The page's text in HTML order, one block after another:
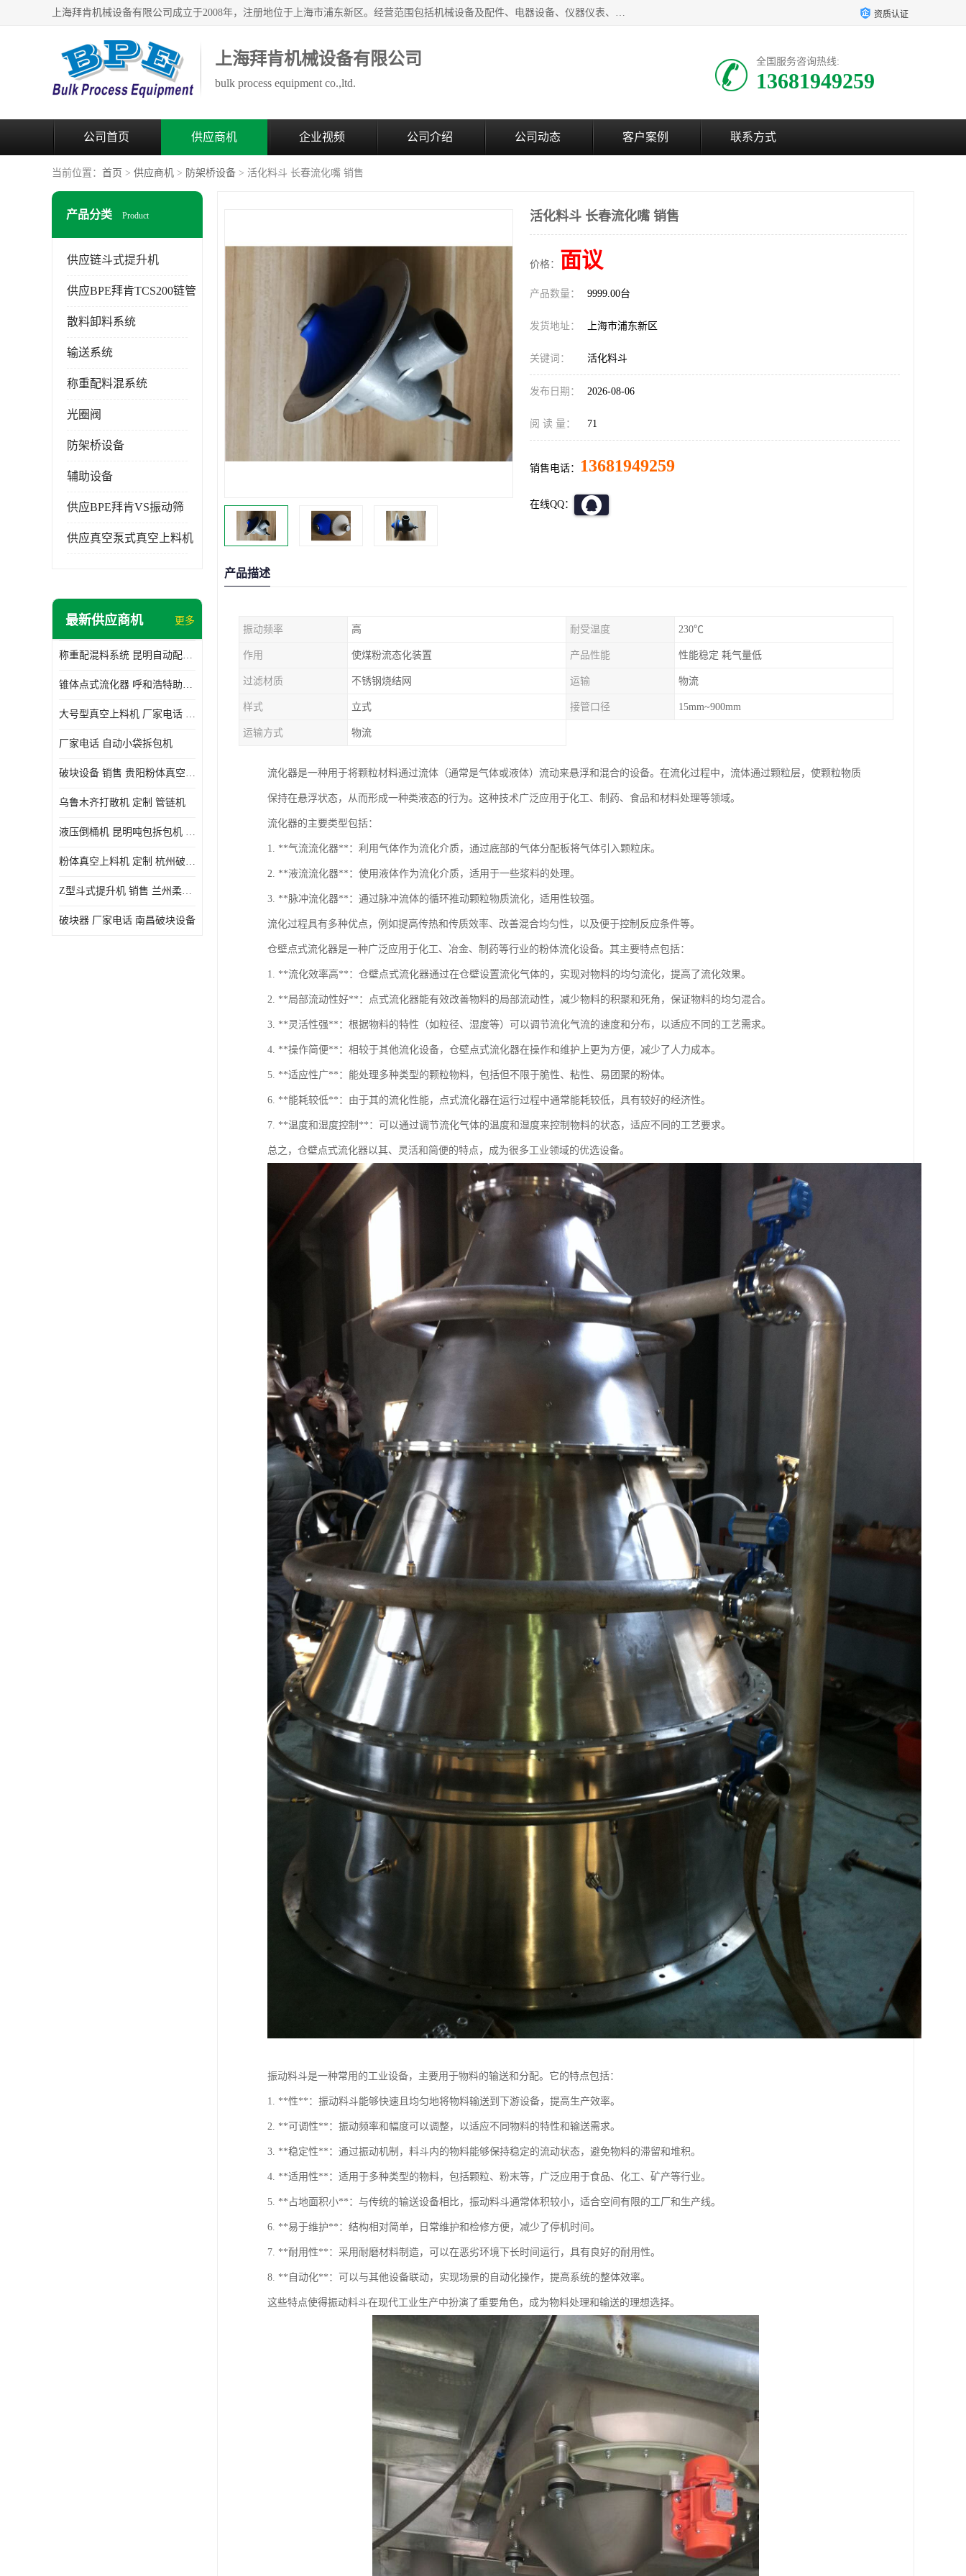
上海拜肯机械设备有限公司成立于2008年，注册地位于上海市浦东新区。经营范围包括机械设备及配件、电器设备、仪器仪表、化工原料及产品、软件及辅助设备，机械设备及配件的制造、加工等；主要产品有：气力输送，小袋倒袋站，吨袋倒袋站，倒桶机，集装箱卸料系统，Z型斗式输送机，螺旋输送机，管链输送机，真空上料机，流化器，配混料系统，软管等。 资质认证
上海拜肯机械设备有限公司
bulk process equipment co.,ltd.
全国服务咨询热线:
13681949259
公司首页 供应商机 企业视频 公司介绍 公司动态 客户案例 联系方式
当前位置： 首页 > 供应商机 > 防架桥设备 > 活化料斗 长春流化嘴 销售
产品分类 Product
供应链斗式提升机
供应BPE拜肯TCS200链管
散料卸料系统
输送系统
称重配料混系统
光圈阀
防架桥设备
辅助设备
供应BPE拜肯VS振动筛
供应真空泵式真空上料机
最新供应商机 更多
称重配混料系统 昆明自动配料系统 厂家电话
锥体点式流化器 呼和浩特助流料斗 厂家
大号型真空上料机 厂家电话 武汉粉体料管链机
厂家电话 自动小袋拆包机
破块设备 销售 贵阳粉体真空上料机
乌鲁木齐打散机 定制 管链机
液压倒桶机 昆明吨包拆包机 定制
粉体真空上料机 定制 杭州破块器
Z型斗式提升机 销售 兰州柔性螺旋输送机
破块器 厂家电话 南昌破块设备
活化料斗 长春流化嘴 销售
价格： 面议
产品数量： 9999.00台
发货地址： 上海市浦东新区
关键词： 活化料斗
发布日期： 2026-08-06
阅 读 量： 71
销售电话： 13681949259
在线QQ：
产品描述
振动频率 高 耐受温度 230℃
作用 使煤粉流态化装置 产品性能 性能稳定 耗气量低
过滤材质 不锈钢烧结网 运输 物流
样式 立式 接管口径 15mm~900mm
运输方式 物流
流化器是一种用于将颗粒材料通过流体（通常是气体或液体）流动来悬浮和混合的设备。在流化过程中，流体通过颗粒层，使颗粒物质
保持在悬浮状态，从而形成一种类液态的行为。这种技术广泛应用于化工、制药、食品和材料处理等领域。
流化器的主要类型包括：
1. **气流流化器**：利用气体作为流化介质，通过底部的气体分配板将气体引入颗粒床。
2. **液流流化器**：使用液体作为流化介质，适用于一些浆料的处理。
3. **脉冲流化器**：通过脉冲流体的循环推动颗粒物质流化，适用性较强。
流化过程具有多种优点，例如提高传热和传质效率、改善混合均匀性，以及便于控制反应条件等。
仓壁点式流化器是一种广泛应用于化工、冶金、制药等行业的粉体流化设备。其主要特点包括：
1. **流化效率高**：仓壁点式流化器通过在仓壁设置流化气体的，实现对物料的均匀流化，提高了流化效果。
2. **局部流动性好**：点式流化器能有效改善物料的局部流动性，减少物料的积聚和死角，保证物料的均匀混合。
3. **灵活性强**：根据物料的特性（如粒径、湿度等）可以调节流化气流的速度和分布，以适应不同的工艺需求。
4. **操作简便**：相较于其他流化设备，仓壁点式流化器在操作和维护上更为方便，减少了人力成本。
5. **适应性广**：能处理多种类型的颗粒物料，包括但不限于脆性、粘性、易团聚的粉体。
6. **能耗较低**：由于其的流化性能，点式流化器在运行过程中通常能耗较低，具有较好的经济性。
7. **温度和湿度控制**：可以通过调节流化气体的温度和湿度来控制物料的状态，适应不同的工艺要求。
总之，仓壁点式流化器以其、灵活和简便的特点，成为很多工业领域的优选设备。
振动料斗是一种常用的工业设备，主要用于物料的输送和分配。它的特点包括：
1. **性**：振动料斗能够快速且均匀地将物料输送到下游设备，提高生产效率。
2. **可调性**：振动频率和幅度可以调整，以适应不同物料的特性和输送需求。
3. **稳定性**：通过振动机制，料斗内的物料能够保持稳定的流动状态，避免物料的滞留和堆积。
4. **适用性**：适用于多种类型的物料，包括颗粒、粉末等，广泛应用于食品、化工、矿产等行业。
5. **占地面积小**：与传统的输送设备相比，振动料斗通常体积较小，适合空间有限的工厂和生产线。
6. **易于维护**：结构相对简单，日常维护和检修方便，减少了停机时间。
7. **耐用性**：采用耐磨材料制造，可以在恶劣环境下长时间运行，具有良好的耐用性。
8. **自动化**：可以与其他设备联动，实现场景的自动化操作，提高系统的整体效率。
这些特点使得振动料斗在现代工业生产中扮演了重要角色，成为物料处理和输送的理想选择。